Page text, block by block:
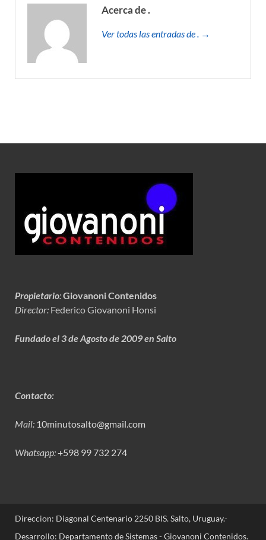
Acerca de .
Ver todas las entradas de . →
Propietario:Giovanoni Contenidos
Director: Federico Giovanoni Honsi
Fundado el 3 de Agosto de 2009 en Salto
Contacto:
Mail: 10minutosalto@gmail.com
Whatsapp:+598 99 732 274
Direccion: Diagonal Centenario 2250 BIS. Salto, Uruguay.-
Desarrollo: Departamento de Sistemas - Giovanoni Contenidos.